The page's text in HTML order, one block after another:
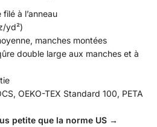
à l’anneau
yd²)
manches montées
double large aux manches et à
OEKO-TEX Standard 100, PETA
petite que la norme US →